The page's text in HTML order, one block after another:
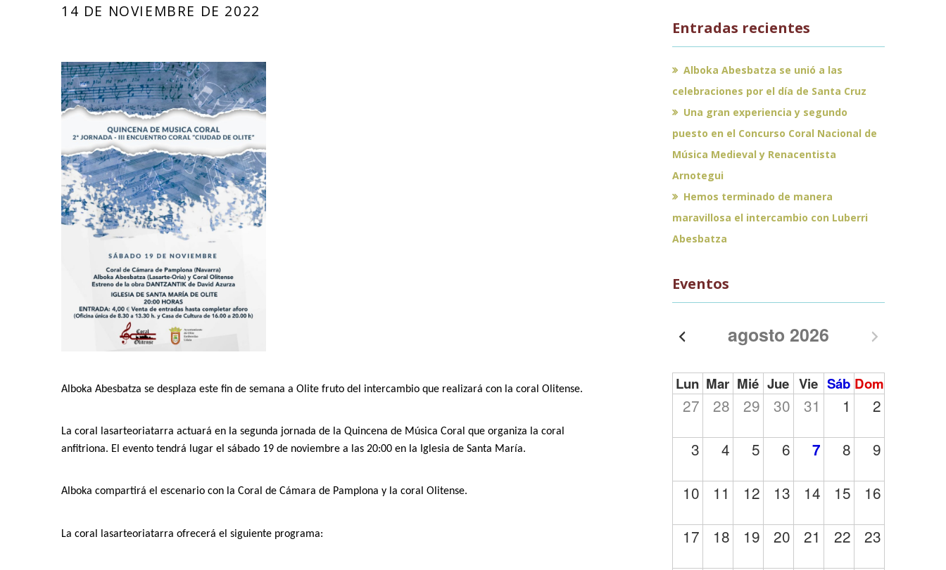
14 DE NOVIEMBRE DE 2022
A lboka Abesbatza se desplaza este fin de semana a Olite fruto del intercambio que realizará con la coral Olitense.
La coral lasarteoriatarra actuará en la segunda jornada de la Quincena de Música Coral que organiza la coral
anfitriona. El evento tendrá lugar el sábado 19 de noviembre a las 20:00 en la Iglesia de Santa María.
Alboka compartirá el escenario con la Coral de Cámara de Pamplona y la coral Olitense.
La coral lasarteoriatarra ofrecerá el siguiente programa:
Entradas recientes
Alboka Abesbatza se unió a las
celebraciones por el día de Santa Cruz
Una gran experiencia y segundo
puesto en el Concurso Coral Nacional de
Música Medieval y Renacentista
Arnotegui
Hemos terminado de manera
maravillosa el intercambio con Luberri
Abesbatza
Eventos
agosto 2026
Lun Mar Mié Jue Vie Sáb Dom
27 28 29 30 31 1 2
3 4 5 6 7 8 9
10 11 12 13 14 15 16
17 18 19 20 21 22 23